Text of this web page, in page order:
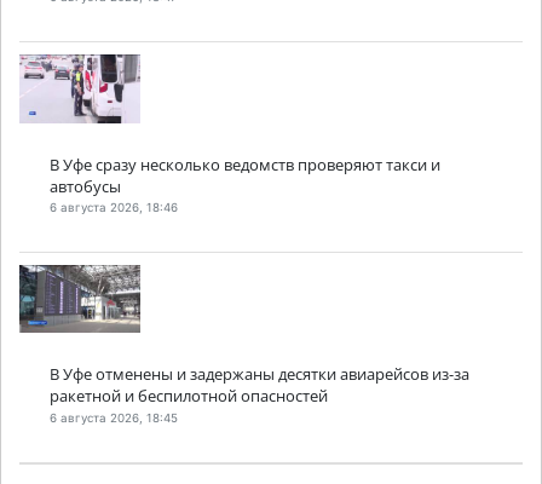
В Уфе сразу несколько ведомств проверяют такси и
автобусы
6 августа 2026, 18:46
В Уфе отменены и задержаны десятки авиарейсов из-за
ракетной и беспилотной опасностей
6 августа 2026, 18:45